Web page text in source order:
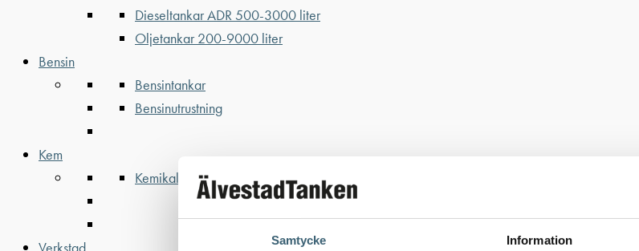
Samtycke Information
Dieseltankar ADR 500-3000 liter
Oljetankar 200-9000 liter
Bensin
Bensintankar
Bensinutrustning
Kem
Kemikalietankar